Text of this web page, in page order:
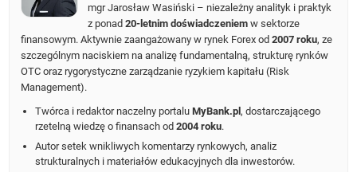
mgr Jarosław Wasiński – niezależny analityk i praktyk
z ponad20-letnim doświadczeniem w sektorze
finansowym. Aktywnie zaangażowany w rynek Forex od2007 roku, ze
szczególnym naciskiem na analizę fundamentalną, strukturę rynków
OTC oraz rygorystyczne zarządzanie ryzykiem kapitału (Risk
Management).
Twórca i redaktor naczelny portaluMyBank.pl , dostarczającego
rzetelną wiedzę o finansach od2004 roku.
Autor setek wnikliwych komentarzy rynkowych, analiz
strukturalnych i materiałów edukacyjnych dla inwestorów.